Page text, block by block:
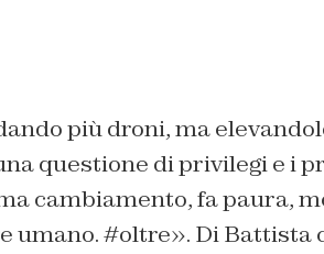
più droni, ma
questione di privilegi e i
cambiamento, fa paura,
umano. #oltre». Di Battista